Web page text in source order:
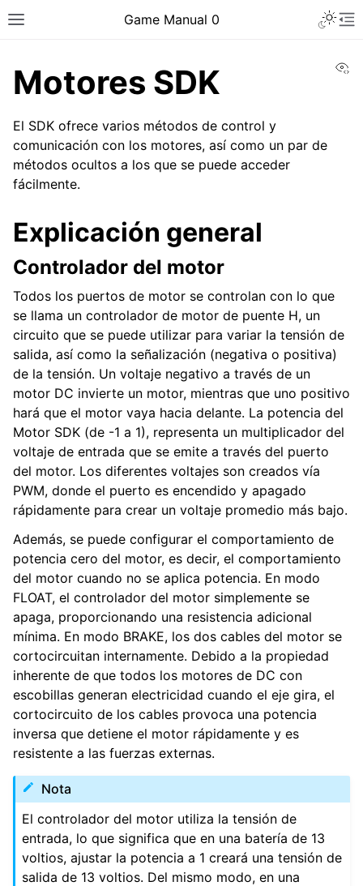
Toggle site navigation sidebar
Game Manual 0
navigation of Habilidades de diseño
navigation of Componentes de hardware
navigation of Fabricación personalizada
navigation of Mecanismos comunes
navigation of Electrónica y Componentes de Movimiento
navigation of Software
navigation of Primeros pasos
navigation of Tutoriales
navigation of Conceptos de Programación
navigation of Sistema de Control Avanzado
navigation of Premios
Motores SDK
El SDK ofrece varios métodos de control y
comunicación con los motores, así como un par de
métodos ocultos a los que se puede acceder
fácilmente.
Explicación general
Controlador del motor
Todos los puertos de motor se controlan con lo que
se llama un controlador de motor de puente H, un
circuito que se puede utilizar para variar la tensión de
salida, así como la señalización (negativa o positiva)
de la tensión. Un voltaje negativo a través de un
motor DC invierte un motor, mientras que uno positivo
hará que el motor vaya hacia delante. La potencia del
Motor SDK (de -1 a 1), representa un multiplicador del
voltaje de entrada que se emite a través del puerto
del motor. Los diferentes voltajes son creados vía
PWM, donde el puerto es encendido y apagado
rápidamente para crear un voltaje promedio más bajo.
Además, se puede configurar el comportamiento de
potencia cero del motor, es decir, el comportamiento
del motor cuando no se aplica potencia. En modo
FLOAT, el controlador del motor simplemente se
apaga, proporcionando una resistencia adicional
mínima. En modo BRAKE, los dos cables del motor se
cortocircuitan internamente. Debido a la propiedad
inherente de que todos los motores de DC con
escobillas generan electricidad cuando el eje gira, el
cortocircuito de los cables provoca una potencia
inversa que detiene el motor rápidamente y es
resistente a las fuerzas externas.
Nota
El controlador del motor utiliza la tensión de
entrada, lo que significa que en una batería de 13
voltios, ajustar la potencia a 1 creará una tensión de
salida de 13 voltios. Del mismo modo, en una